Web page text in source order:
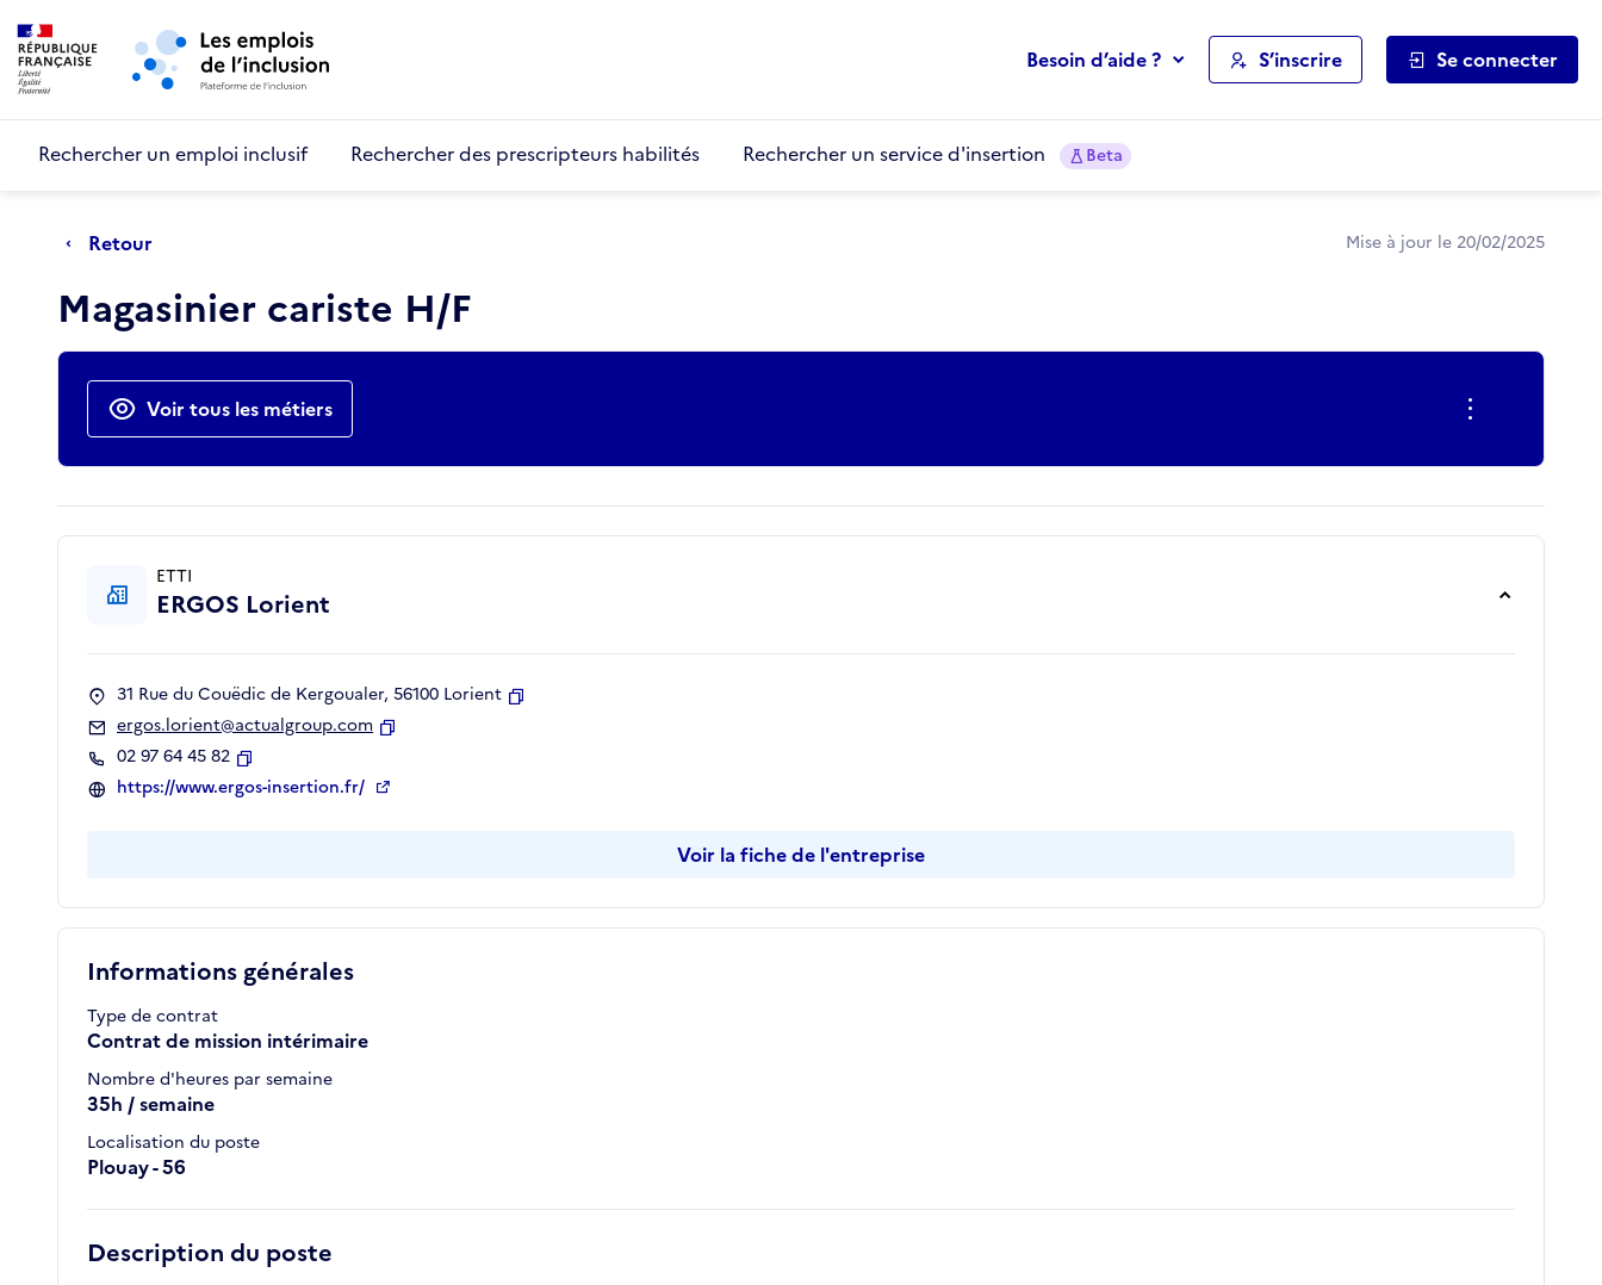
Aller au menu principal
Besoin d’aide ? S’inscrire Se connecter
Rechercher un emploi inclusif Rechercher des prescripteurs habilités Rechercher un service d'insertion Beta
Retour Mise à jour le 20/02/2025
Magasinier cariste H/F
Actions rapides
Voir tous les métiers
Informations générales
Type de contrat
Contrat de mission intérimaire
Nombre d'heures par semaine
35h / semaine
Localisation du poste
Plouay - 56
Description du poste
ETTI
ERGOS Lorient
31 Rue du Couëdic de Kergoualer, 56100 Lorient
ergos.lorient@actualgroup.com
02 97 64 45 82
Copier
https://www.ergos-insertion.fr/
Voir la fiche de l'entreprise